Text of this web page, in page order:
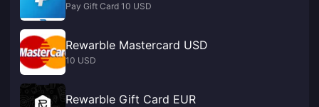
Pay Gift Card 10 USD
Rewarble Mastercard USD
10 USD
Rewarble Gift Card EUR